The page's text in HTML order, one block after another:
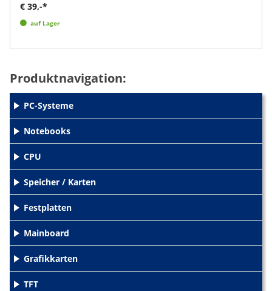
€ 39,-*
auf Lager
Produktnavigation:
PC-Systeme
Notebooks
+CPU
+Speicher / Karten
Festplatten
Mainboard
+Grafikkarten
TFT